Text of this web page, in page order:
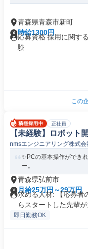
青森県青森市新町
時給1300円
応募資格 採用に関す
験
この
正社員
【未経験】ロボット
nmsエンジニアリング株式会
✨PCの基本操作ができ
ー。
青森県弘前市
月給25万円～29万円
求める人材: 【応募者
らスタートした先輩が
即日勤務OK